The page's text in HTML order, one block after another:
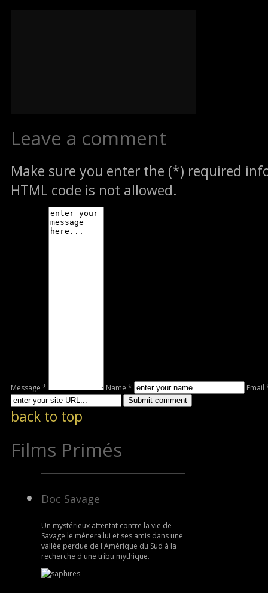
Leave a comment
Make sure you enter the (*) required
HTML code is not allowed.
Message * Name * Email
back to top
Films Primés
Doc Savage
Un mystérieux attentat contre la vie de
Savage le mènera lui et ses amis dans une
vallée perdue de l'Amérique du Sud à la
recherche d'une tribu mythique.